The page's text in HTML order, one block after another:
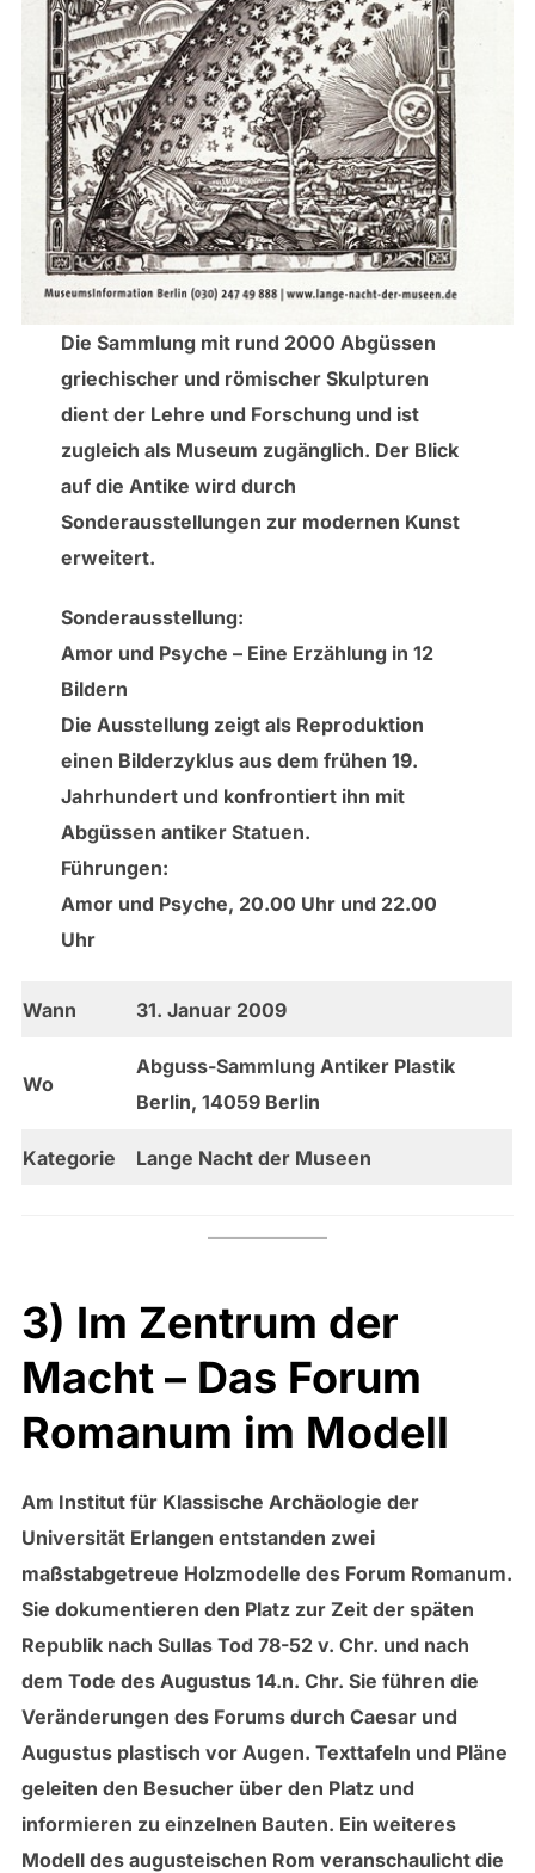
Die Sammlung mit rund 2000 Abgüssen
griechischer und römischer Skulpturen
dient der Lehre und Forschung und ist
zugleich als Museum zugänglich. Der Blick
auf die Antike wird durch
Sonderausstellungen zur modernen Kunst
erweitert.
Sonderausstellung:
Amor und Psyche – Eine Erzählung in 12
Bildern
Die Ausstellung zeigt als Reproduktion
einen Bilderzyklus aus dem frühen 19.
Jahrhundert und konfrontiert ihn mit
Abgüssen antiker Statuen.
Führungen:
Amor und Psyche, 20.00 Uhr und 22.00
Uhr
Wann 31. Januar 2009
Wo
Abguss-Sammlung Antiker Plastik
Berlin, 14059 Berlin
Kategorie Lange Nacht der Museen
3) Im Zentrum der
Macht – Das Forum
Romanum im Modell
Am Institut für Klassische Archäologie der
Universität Erlangen entstanden zwei
maßstabgetreue Holzmodelle des Forum Romanum.
Sie dokumentieren den Platz zur Zeit der späten
Republik nach Sullas Tod 78-52 v. Chr. und nach
dem Tode des Augustus 14.n. Chr. Sie führen die
Veränderungen des Forums durch Caesar und
Augustus plastisch vor Augen. Texttafeln und Pläne
geleiten den Besucher über den Platz und
informieren zu einzelnen Bauten. Ein weiteres
Modell des augusteischen Rom veranschaulicht die